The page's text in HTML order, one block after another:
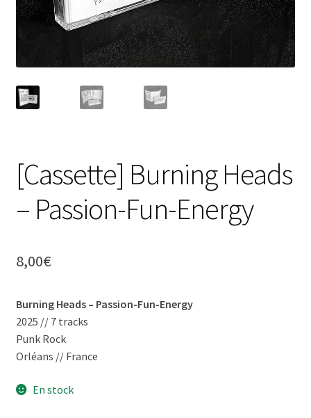
[Cassette] Burning Heads
– Passion-Fun-Energy
8,00€
Burning Heads – Passion-Fun-Energy
2025 // 7 tracks
Punk Rock
Orléans // France
En stock